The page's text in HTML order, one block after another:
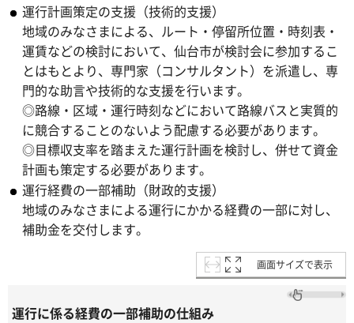
運行計画策定の支援（技術的支援）
地域のみなさまによる、ルート・停留所位置・時刻表・
運賃などの検討において、仙台市が検討会に参加するこ
とはもとより、専門家（コンサルタント）を派遣し、専
門的な助言や技術的な支援を行います。
◎路線・区域・運行時刻などにおいて路線バスと実質的
に競合することのないよう配慮する必要があります。
◎目標収支率を踏まえた運行計画を検討し、併せて資金
計画も策定する必要があります。
運行経費の一部補助（財政的支援）
地域のみなさまによる運行にかかる経費の一部に対し、
補助金を交付します。
画面サイズで表示
運行に係る経費の一部補助の仕組み